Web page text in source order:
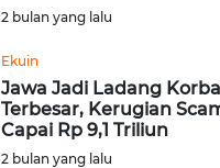
2 bulan yang lalu
Ekuin
Jawa Jadi Ladang
Terbesar, Kerugian
Capai Rp 9,1 Triliun
2 bulan yang lalu